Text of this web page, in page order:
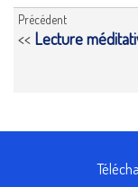
Précédent
<< Lecture